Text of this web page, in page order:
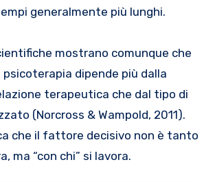
generalmente più lunghi.
mostrano comunque che
psicoterapia dipende più dalla
terapeutica che dal tipo di
(Norcross & Wampold, 2011).
che il fattore decisivo non è tanto
ma “con chi” si lavora.